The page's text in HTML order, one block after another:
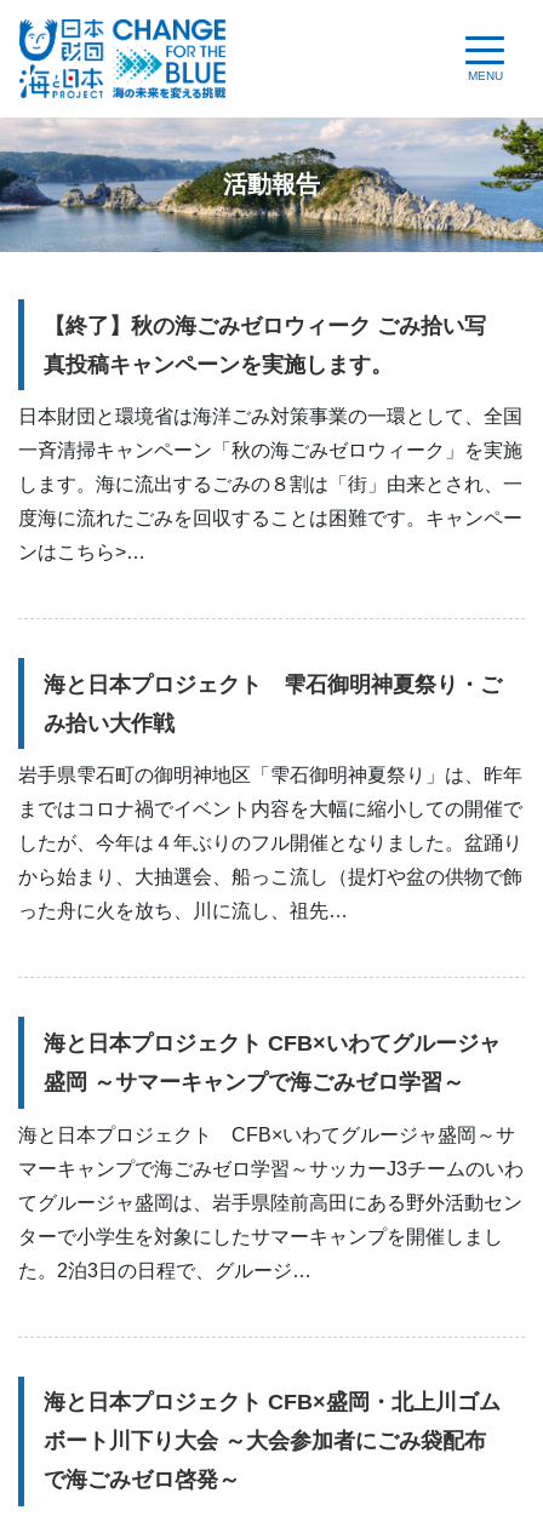
MENU
活動報告
【終了】秋の海ごみゼロウィーク ごみ拾い写
真投稿キャンペーンを実施します。
日本財団と環境省は海洋ごみ対策事業の一環として、全国
一斉清掃キャンペーン「秋の海ごみゼロウィーク」を実施
します。海に流出するごみの８割は「街」由来とされ、一
度海に流れたごみを回収することは困難です。キャンペー
ンはこちら>…
海と日本プロジェクト 雫石御明神夏祭り・ご
み拾い大作戦
岩手県雫石町の御明神地区「雫石御明神夏祭り」は、昨年
まではコロナ禍でイベント内容を大幅に縮小しての開催で
したが、今年は４年ぶりのフル開催となりました。盆踊り
から始まり、大抽選会、船っこ流し（提灯や盆の供物で飾
った舟に火を放ち、川に流し、祖先…
海と日本プロジェクト CFB×いわてグルージャ
盛岡 ～サマーキャンプで海ごみゼロ学習～
海と日本プロジェクト CFB×いわてグルージャ盛岡～サ
マーキャンプで海ごみゼロ学習～サッカーJ3チームのいわ
てグルージャ盛岡は、岩手県陸前高田にある野外活動セン
ターで小学生を対象にしたサマーキャンプを開催しまし
た。2泊3日の日程で、グルージ…
海と日本プロジェクト CFB×盛岡・北上川ゴム
ボート川下り大会 ～大会参加者にごみ袋配布
で海ごみゼロ啓発～